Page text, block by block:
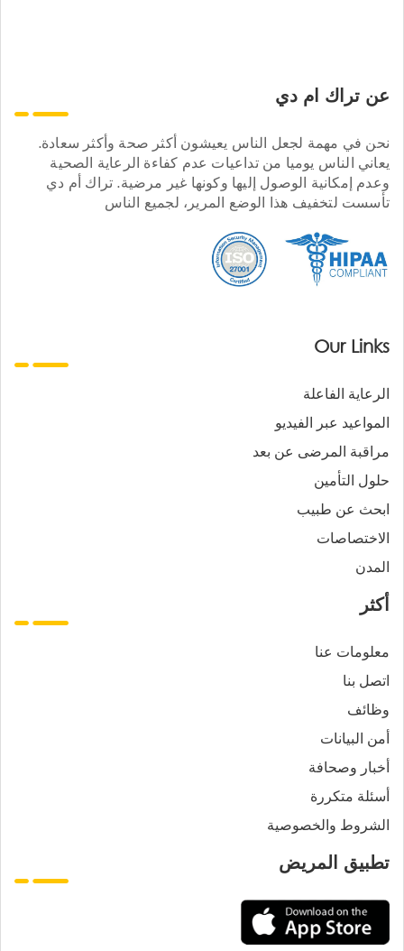
عن تراك ام دي
نحن في مهمة لجعل الناس يعيشون أكثر صحة وأكثر سعادة.
يعاني الناس يوميا من تداعيات عدم كفاءة الرعاية الصحية
وعدم إمكانية الوصول إليها وكونها غير مرضية. تراك أم دي
تأسست لتخفيف هذا الوضع المرير، لجميع الناس
Our Links
الرعاية الفاعلة
المواعيد عبر الفيديو
مراقبة المرضى عن بعد
حلول التأمين
ابحث عن طبيب
الاختصاصات
المدن
أكثر
معلومات عنا
اتصل بنا
وظائف
أمن البيانات
أخبار وصحافة
أسئلة متكررة
الشروط والخصوصية
تطبيق المريض